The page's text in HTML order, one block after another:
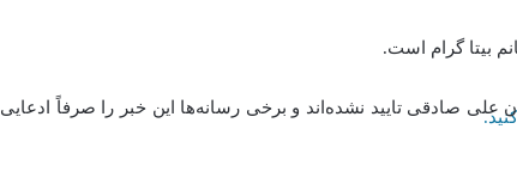
بیتا گرام است.
علی صادقی تایید نشده‌اند و برخی رسانه‌ها این خبر را صرفاً ادعایی